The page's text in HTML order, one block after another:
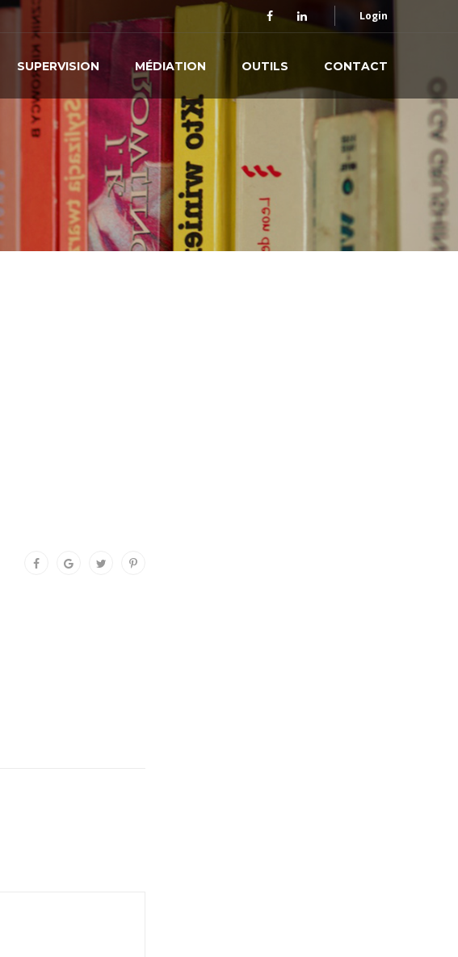
Login
SUPERVISION MÉDIATION OUTILS CONTACT